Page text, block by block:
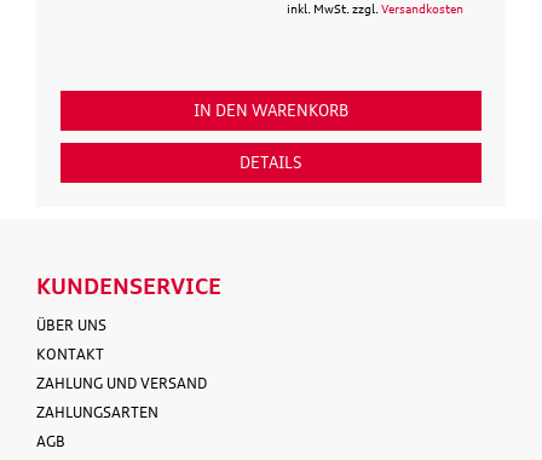
inkl. MwSt. zzgl.Versandkosten
IN DEN WARENKORB
DETAILS
KUNDENSERVICE
ÜBER UNS
KONTAKT
ZAHLUNG UND VERSAND
ZAHLUNGSARTEN
AGB